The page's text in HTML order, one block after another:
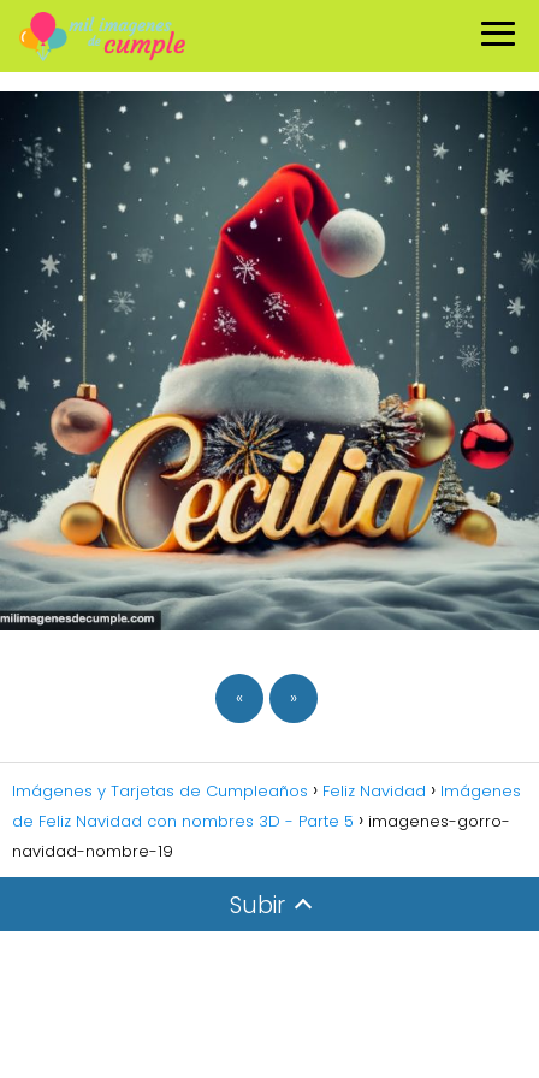
« »
Imágenes y Tarjetas de Cumpleaños Feliz Navidad
Imágenes
de Feliz Navidad con nombres 3D - Parte 5
imagenes-gorro-
navidad-nombre-19
Subir